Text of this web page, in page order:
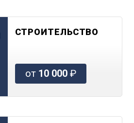
СТРОИТЕЛЬСТВО
от 10 000₽